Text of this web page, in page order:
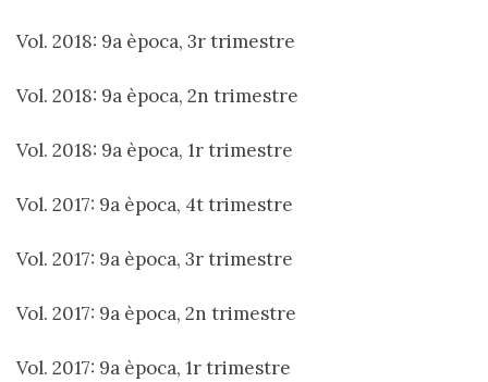
Vol. 2018: 9a època, 3r trimestre
Vol. 2018: 9a època, 2n trimestre
Vol. 2018: 9a època, 1r trimestre
Vol. 2017: 9a època, 4t trimestre
Vol. 2017: 9a època, 3r trimestre
Vol. 2017: 9a època, 2n trimestre
Vol. 2017: 9a època, 1r trimestre